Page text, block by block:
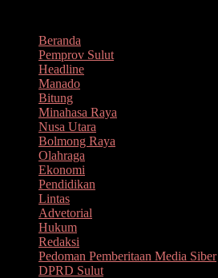
kontenBeranda
Pemprov Sulut
Headline
Manado
Bitung
Minahasa Raya
Nusa Utara
Bolmong Raya
Olahraga
Ekonomi
Pendidikan
Lintas
Advetorial
Hukum
Redaksi
Pedoman Pemberitaan Media Siber
DPRD Sulut